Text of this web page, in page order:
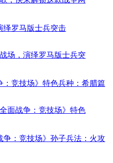
绎罗马版士兵突击
竞技场》特色兵种：希腊篇
争：竞技场》孙子兵法：火攻